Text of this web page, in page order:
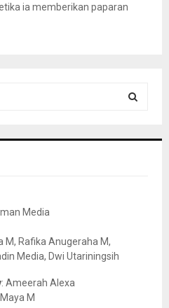
ia memberikan paparan
Media
M, Rafika Anugeraha M,
Media, Dwi Utariningsih
: Ameerah Alexa
M